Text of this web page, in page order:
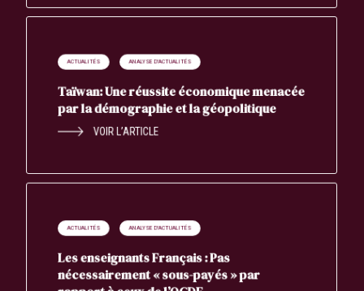
ACTUALITÉS ANALYSE D'ACTUALITÉS
Taïwan: Une réussite économique menacée
par la démographie et la géopolitique
VOIR L’ARTICLE
ACTUALITÉS ANALYSE D'ACTUALITÉS
Les enseignants Français : Pas
nécessairement « sous-payés » par